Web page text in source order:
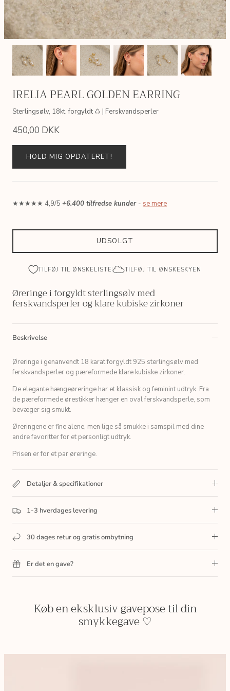
SIMPLE LINK GOLDEN CHAIN
IRELIA PEARL GOLDEN EARRING
Sterlingsølv, 18kt. forgyldt ♺ | Ferskvandsperler
450,00 DKK
HOLD MIG OPDATERET!
★★★★★ 4,9/5 +6.400 tilfredse kunder - se mere
UDSOLGT
TILFØJ TIL ØNSKELISTE TILFØJ TIL ØNSKESKYEN
Øreringe i forgyldt sterlingsølv med
ferskvandsperler og klare kubiske zirkoner
Beskrivelse
Øreringe i genanvendt 18 karat forgyldt 925 sterlingsølv med
ferskvandsperler og pæreformede klare kubiske zirkoner.
De elegante hængeøreringe har et klassisk og feminint udtryk. Fra
de pæreformede ørestikker hænger en oval ferskvandsperle, som
bevæger sig smukt.
Øreringene er fine alene, men lige så smukke i samspil med dine
andre favoritter for et personligt udtryk.
Prisen er for et par øreringe.
Detaljer & specifikationer
1-3 hverdages levering
30 dages retur og gratis ombytning
Er det en gave?
Køb en eksklusiv gavepose til din
smykkegave ♡